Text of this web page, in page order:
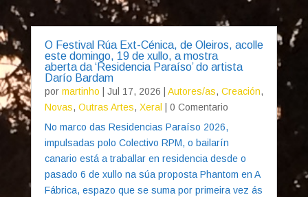
O Festival Rúa Ext-Cénica, de Oleiros, acolle
este domingo, 19 de xullo, a mostra
aberta da ‘Residencia Paraíso’ do artista
Darío Bardam
por martinho Jul 17, 2026 Autores/as, Creación,
Novas, Outras Artes, Xeral
| 0 Comentario
No marco das Residencias Paraíso 2026,
impulsadas polo Colectivo RPM, o bailarín
canario está a traballar en residencia desde o
pasado 6 de xullo na súa proposta Phantom en A
Fábrica, espazo que se suma por primeira vez ás